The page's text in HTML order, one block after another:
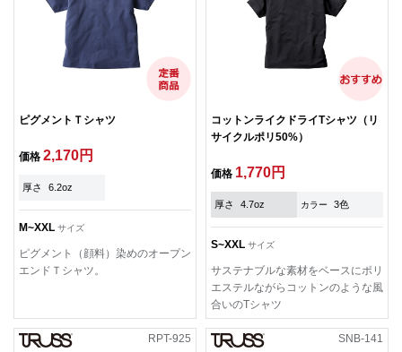
ピグメントＴシャツ
価格 2,170円
厚さ 6.2oz
M~XXL サイズ
ピグメント（顔料）染めのオープン
エンドＴシャツ。
コットンライクドライTシャツ（リ
サイクルポリ50%）
価格 1,770円
厚さ 4.7oz カラー 3色
S~XXL サイズ
サステナブルな素材をベースにポリ
エステルながらコットンのような風
合いのTシャツ
RPT-925 SNB-141